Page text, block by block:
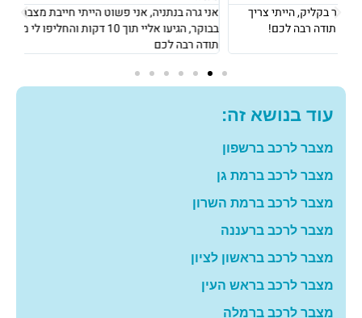
אני גרה בנתניה, אני פשוט הייתי חייבת מצבר כדי לצאת לעבודה ב8
בבוקר, הגיעו אליי תוך 10 דקות והחליפו לי מצבר עם מחיר מאוד הוגן!
עוד בנושא זה:
מצבר לרכב ברשפון
מצבר לרכב ברמת גן
מצבר לרכב ברמת השרון
מצבר לרכב ברעננה
מצבר לרכב בראשון לציון
מצבר לרכב בראש העין
מצבר לרכב ברמלה